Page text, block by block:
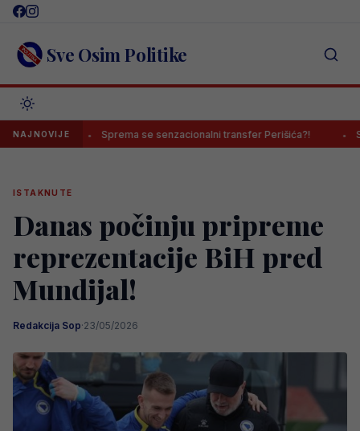
Skip
content Sve Osim Politike
NAJNOVIJESprema se senzacionalni transfer Perišića?! Sarajevo
ISTAKNUTE
Danas počinju pripreme
reprezentacije BiH pred
Mundijal!
Redakcija Sop·23/05/2026